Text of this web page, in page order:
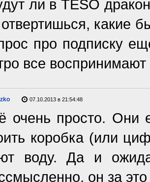
ли в TESO
какие
про подписку
все воспринимают
07.10.2013 в 21:54:48
очень просто. Они
коробка (или
воду. Да и
он за это